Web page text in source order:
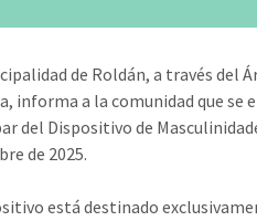
de Roldán, a través del
informa a la comunidad que
del Dispositivo de
de 2025.
está destinado